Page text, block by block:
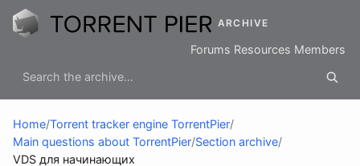
ARCHIVE
Forums Resources Members
Home/Torrent tracker engine TorrentPier/
Main questions about TorrentPier/Section archive/
VDS для начинающих